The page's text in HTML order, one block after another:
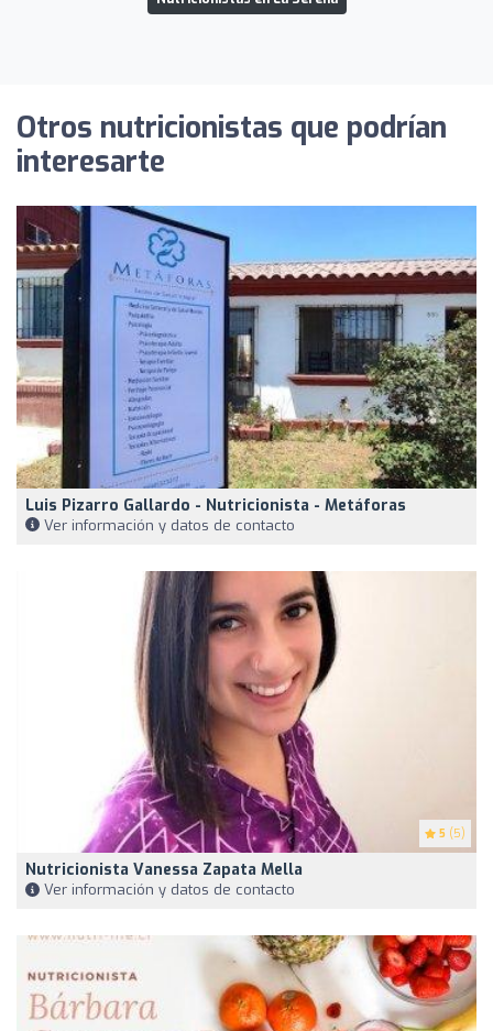
Otros nutricionistas que podrían
interesarte
Luis Pizarro Gallardo - Nutricionista - Metáforas
Ver información y datos de contacto
5 (5)
Nutricionista Vanessa Zapata Mella
Ver información y datos de contacto